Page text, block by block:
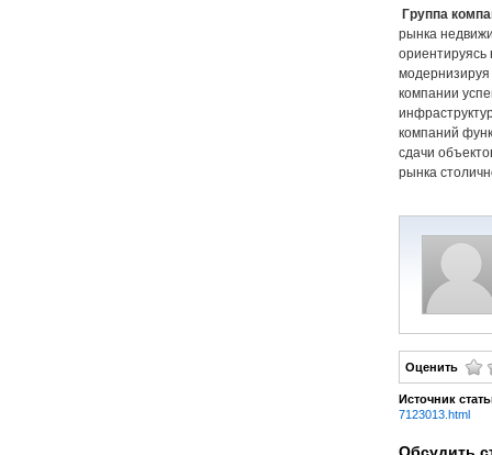
Группа
рынка
ориентируясь
модернизируя
компании
компаний
сдачи
рынка
Оценить
Источник
7123013.html